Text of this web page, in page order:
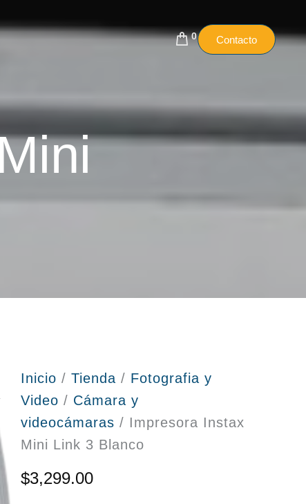
0 Contacto
Inicio /Tienda / Fotografia y
Video / Cámara y
videocámaras / Impresora Instax
Mini Link 3 Blanco
$3,299.00